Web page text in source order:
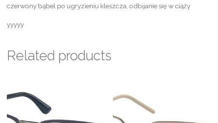
czerwony bąbel po ugryzieniu kleszcza, odbijanie się w ciąży
yyyyy
Related products